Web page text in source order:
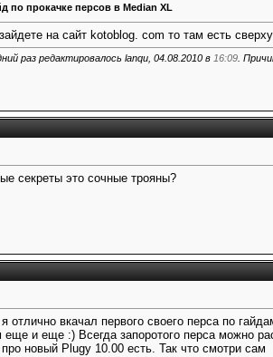
по прокачке персов в Median XL
на сайт kotoblog. com то там есть
раз редактировалось lanqu, 04.08.2010 в 16:09 .
секреты это сочные трояны?
отлично вкачал первого своего перса по
еще и еще :) Всегда запоротого перса можно
новый Plugy 10.00 есть. Так что смотри сам